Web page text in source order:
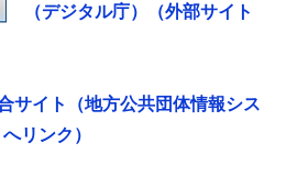
（デジタル庁）（外部サイト
サイト（地方公共団体情報シス
リンク）